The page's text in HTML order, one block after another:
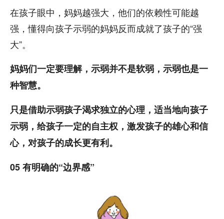
在孩子眼中，妈妈越强大，他们的依赖性可能越
强，懂得向孩子示弱的妈妈反而成就了孩子的“强
大”。
妈妈们一定要理解，示弱并不是软弱，示弱也是一
种智慧。
只是借助示弱孩子渴求独立的心理，适当地向孩子
示弱，给孩子一定的自主权，激发孩子的雄心和信
心，对孩子的成长更有利。
05 有明确的“边界感”